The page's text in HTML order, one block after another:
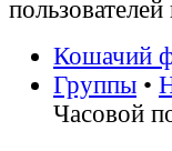
Кошачий
Группы •
Часовой